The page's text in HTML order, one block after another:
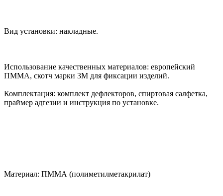
Вид установки: накладные.
Использование качественных материалов: европейский
ПММА, скотч марки 3М для фиксации изделий.
Комплектация: комплект дефлекторов, спиртовая салфетка,
праймер адгезии и инструкция по установке.
Материал: ПММА (полиметилметакрилат)